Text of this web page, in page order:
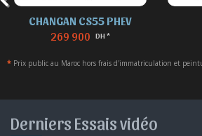
CHANGAN CS55 PHEV
269 900 DH *
* Prix public au Maroc hors frais d'immatriculation et
Derniers Essais vidéo